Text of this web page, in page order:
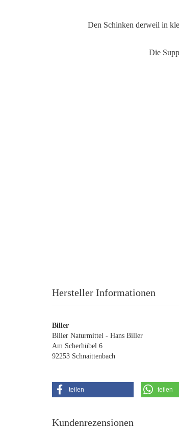
Den Schinken derweil in
Die
Hersteller Informationen
Biller
Biller Naturmittel - Hans Biller
Am Scherhübel 6
92253 Schnaittenbach
teilen teilen
Kundenrezensionen